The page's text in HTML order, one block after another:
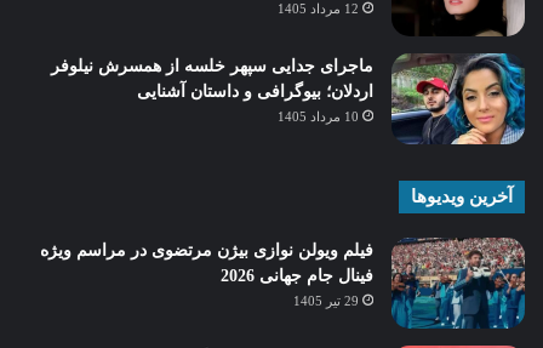
12 مرداد 1405
ماجرای جدایی سپهر خلسه از همسرش نیلوفر
اردلان؛ بیوگرافی و داستان آشنایی
10 مرداد 1405
آخرین ویدیوها
فیلم ویولن نوازی بیژن مرتضوی در مراسم ویژه
فینال جام جهانی 2026
29 تیر 1405